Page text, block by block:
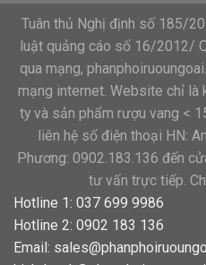
Tuân thủ Nghị định số 185/
luật quảng cáo số 16/2012/
qua mạng,
mạng internet. Website chỉ là
ty và sản phẩm rượu vang <
liên hệ số điện thoại HN:
Phương: 0902.183.136 đến
tư vấn trực tiếp.
Hotline 1: 037 699 9986
Hotline 2: 0902 183 136
Email: